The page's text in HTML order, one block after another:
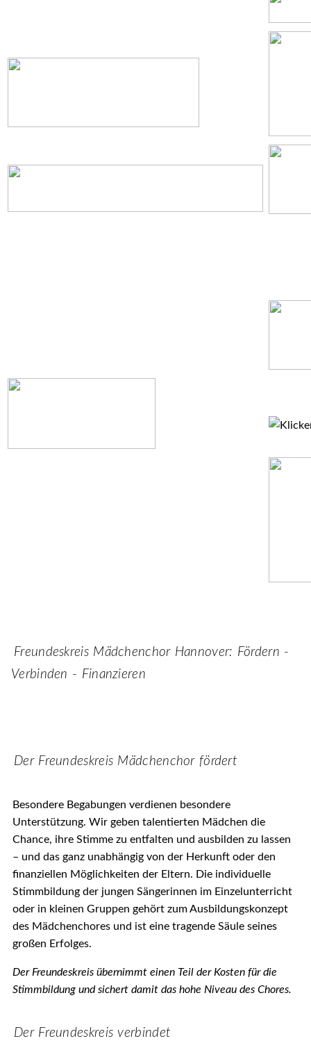
Freundeskreis Mädchenchor Hannover: Fördern -
Verbinden - Finanzieren
Der Freundeskreis Mädchenchor fördert
Besondere Begabungen verdienen besondere
Unterstützung. Wir geben talentierten Mädchen die
Chance, ihre Stimme zu entfalten und ausbilden zu lassen
– und das ganz unabhängig von der Herkunft oder den
finanziellen Möglichkeiten der Eltern. Die individuelle
Stimmbildung der jungen Sängerinnen im Einzelunterricht
oder in kleinen Gruppen gehört zum Ausbildungskonzept
des Mädchenchores und ist eine tragende Säule seines
großen Erfolges.
Der Freundeskreis übernimmt einen Teil der Kosten für die
Stimmbildung und sichert damit das hohe Niveau des Chores.
Der Freundeskreis verbindet